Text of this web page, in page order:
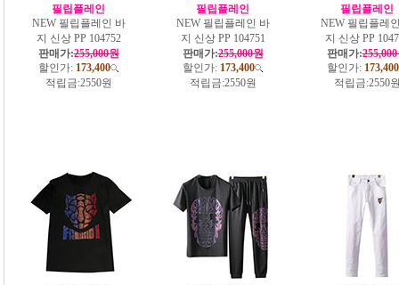
필립플레인
NEW 필립플레인 바
지 신상 PP 104752
판매가:255,000원
할인가: 173,400
적립금:2550원
필립플레인
NEW 필립플레인 바
지 신상 PP 104751
판매가:255,000원
할인가: 173,400
적립금:2550원
필립플레인
NEW 필립플레
지 신상 PP
판매가:
할인가: 173,400
적립금:2550